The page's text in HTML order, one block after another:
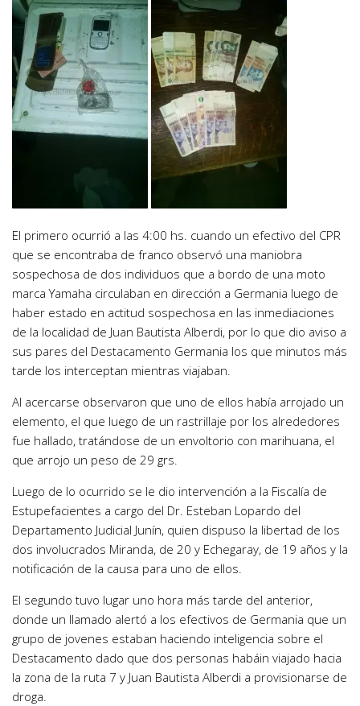
El primero ocurrió a las 4:00 hs. cuando un efectivo del CPR
que se encontraba de franco observó una maniobra
sospechosa de dos individuos que a bordo de una moto
marca Yamaha circulaban en dirección a Germania luego de
haber estado en actitud sospechosa en las inmediaciones
de la localidad de Juan Bautista Alberdi, por lo que dio aviso a
sus pares del Destacamento Germania los que minutos más
tarde los interceptan mientras viajaban.
Al acercarse observaron que uno de ellos había arrojado un
elemento, el que luego de un rastrillaje por los alrededores
fue hallado, tratándose de un envoltorio con marihuana, el
que arrojo un peso de 29 grs.
Luego de lo ocurrido se le dio intervención a la Fiscalía de
Estupefacientes a cargo del Dr. Esteban Lopardo del
Departamento Judicial Junín, quien dispuso la libertad de los
dos involucrados Miranda, de 20 y Echegaray, de 19 años y la
notificación de la causa para uno de ellos.
El segundo tuvo lugar uno hora más tarde del anterior,
donde un llamado alertó a los efectivos de Germania que un
grupo de jovenes estaban haciendo inteligencia sobre el
Destacamento dado que dos personas habáin viajado hacia
la zona de la ruta 7 y Juan Bautista Alberdi a provisionarse de
droga.